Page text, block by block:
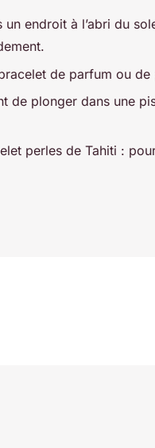
endroit à l’abri du
de parfum ou
de plonger dans une
perles de Tahiti :